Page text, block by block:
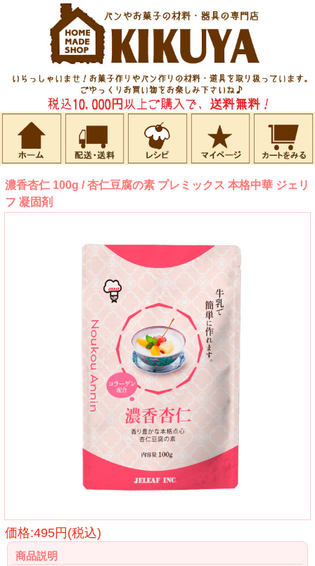
濃香杏仁 100g / 杏仁豆腐の素 プレミックス 本格中華 ジェリ
フ 凝固剤
価格:495円(税込)
商品説明